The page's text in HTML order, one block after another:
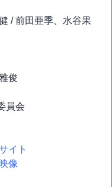
/ 前田亜季、水谷果
俊
員会
イト
像